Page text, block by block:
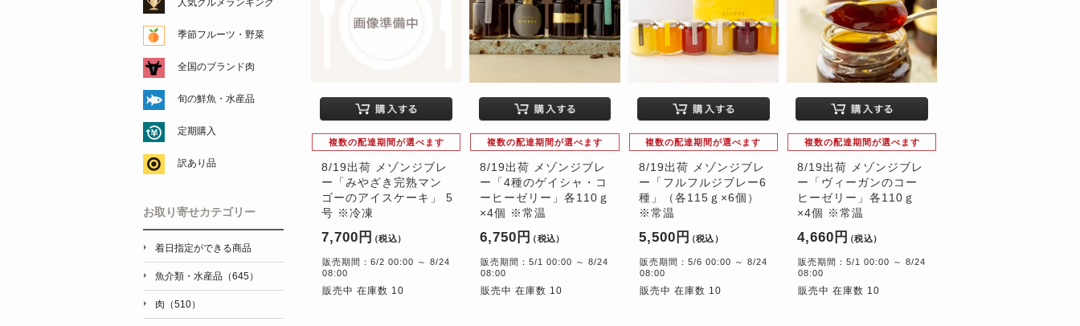
複数の配達期間が選べます
8/19出荷 メゾンジブレ
ー「みやざき完熟マン
ゴーのアイスケーキ」 5
号 ※冷凍
7,700円（税込）
販売期間：6/2 00:00 ～ 8/24
08:00
販売中 在庫数 10
複数の配達期間が選べます
8/19出荷 メゾンジブレ
ー「4種のゲイシャ・コ
ーヒーゼリー」各110ｇ
×4個 ※常温
6,750円 （税込）
販売期間：5/1 00:00 ～ 8/24
08:00
販売中 在庫数 10
複数の配達期間が選べます
8/19出荷 メゾンジブレ
ー「フルフルジブレー6
種」（各115ｇ×6個）
※常温
5,500円（税込）
販売期間：5/6 00:00 ～ 8/24
08:00
販売中 在庫数 10
複数の配達期間が選べます
8/19出荷 メゾンジブレ
ー「ヴィーガンのコー
ヒーゼリー」各110ｇ
×4個 ※常温
4,660円 （税込）
販売期間：5/1 00:00 ～ 8/24
08:00
販売中 在庫数 10
人気グルメランキング
季節フルーツ・野菜
全国のブランド肉
旬の鮮魚・水産品
定期購入
訳あり品
お取り寄せカテゴリー
着日指定ができる商品
魚介類・水産品（645）
肉（510）